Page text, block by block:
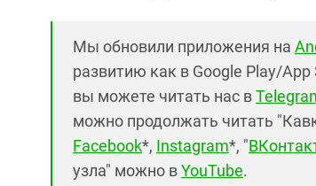
Мы обновили приложения на
развитию как в Google Play/App
вы можете читать нас в
можно продолжать читать
Facebook*, Instagram*, "
узла" можно вYouTube.